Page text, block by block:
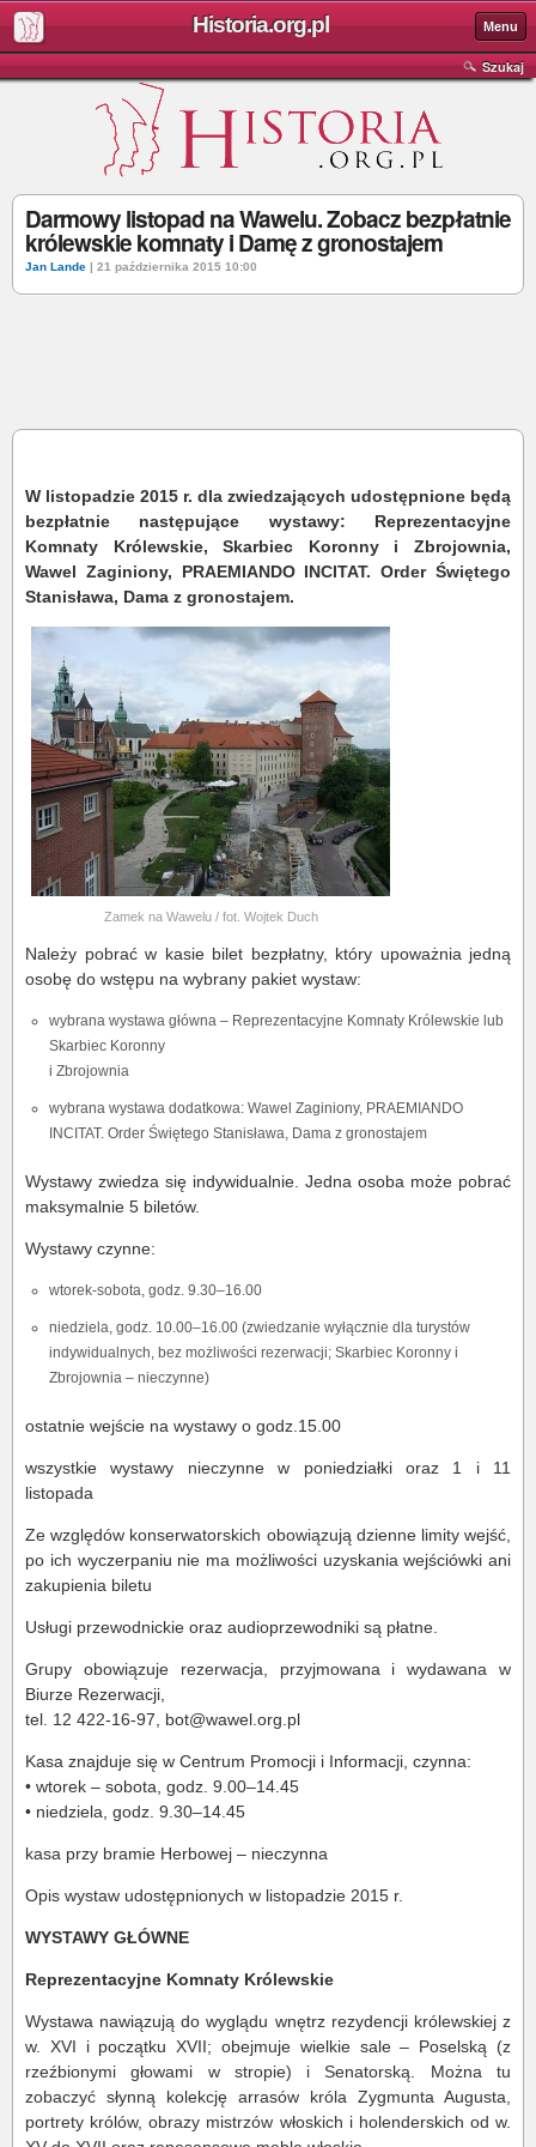
Historia.org.pl Menu
Szukaj
Darmowy listopad na Wawelu. Zobacz bezpłatnie
królewskie komnaty i Damę z gronostajem
Jan Lande | 21 października 2015 10:00
W listopadzie 2015 r. dla zwiedzających udostępnione będą
bezpłatnie następujące wystawy: Reprezentacyjne
Komnaty Królewskie, Skarbiec Koronny i Zbrojownia,
Wawel Zaginiony, PRAEMIANDO INCITAT. Order Świętego
Stanisława, Dama z gronostajem.
Zamek na Wawelu / fot. Wojtek Duch
Należy pobrać w kasie bilet bezpłatny, który upoważnia jedną
osobę do wstępu na wybrany pakiet wystaw:
wybrana wystawa główna – Reprezentacyjne Komnaty Królewskie lub
Skarbiec Koronny
i Zbrojownia
wybrana wystawa dodatkowa: Wawel Zaginiony, PRAEMIANDO
INCITAT. Order Świętego Stanisława, Dama z gronostajem
Wystawy zwiedza się indywidualnie. Jedna osoba może pobrać
maksymalnie 5 biletów.
Wystawy czynne:
wtorek-sobota, godz. 9.30–16.00
niedziela, godz. 10.00–16.00 (zwiedzanie wyłącznie dla turystów
indywidualnych, bez możliwości rezerwacji; Skarbiec Koronny i
Zbrojownia – nieczynne)
ostatnie wejście na wystawy o godz.15.00
wszystkie wystawy nieczynne w poniedziałki oraz 1 i 11
listopada
Ze względów konserwatorskich obowiązują dzienne limity wejść,
po ich wyczerpaniu nie ma możliwości uzyskania wejściówki ani
zakupienia biletu
Usługi przewodnickie oraz audioprzewodniki są płatne.
Grupy obowiązuje rezerwacja, przyjmowana i wydawana w
Biurze Rezerwacji,
tel. 12 422-16-97, bot@wawel.org.pl
Kasa znajduje się w Centrum Promocji i Informacji, czynna:
• wtorek – sobota, godz. 9.00–14.45
• niedziela, godz. 9.30–14.45
kasa przy bramie Herbowej – nieczynna
Opis wystaw udostępnionych w listopadzie 2015 r.
WYSTAWY GŁÓWNE
Reprezentacyjne Komnaty Królewskie
Wystawa nawiązują do wyglądu wnętrz rezydencji królewskiej z
w. XVI i początku XVII; obejmuje wielkie sale – Poselską (z
rzeźbionymi głowami w stropie) i Senatorską. Można tu
zobaczyć słynną kolekcję arrasów króla Zygmunta Augusta,
portrety królów, obrazy mistrzów włoskich i holenderskich od w.